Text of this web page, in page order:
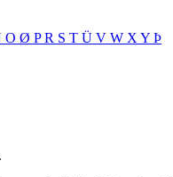
O Ø PR S T Ü V W XY Þ
.